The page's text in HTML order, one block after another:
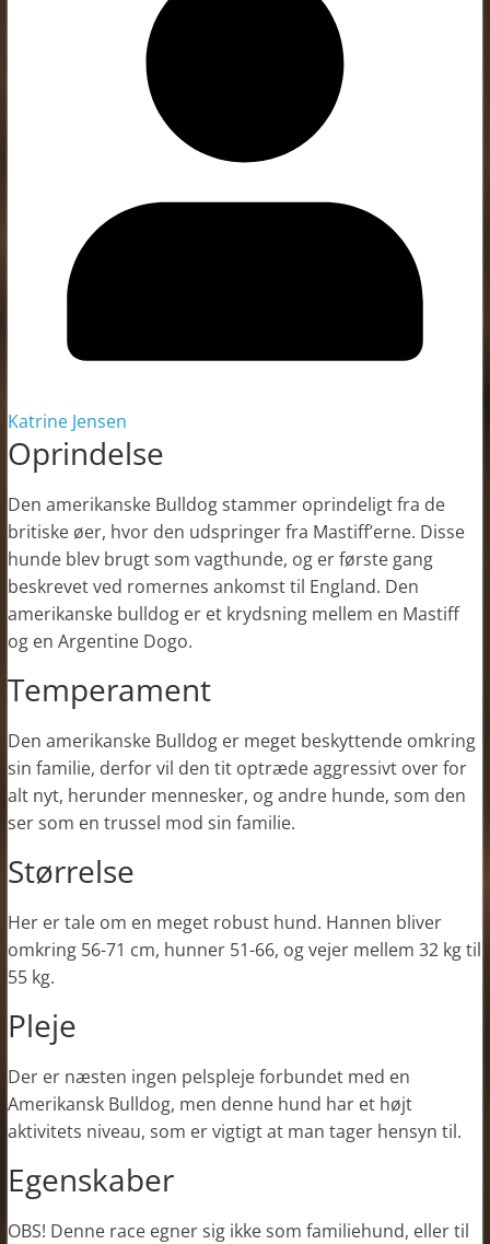
Katrine Jensen
Oprindelse
Den amerikanske Bulldog stammer oprindeligt fra de
britiske øer, hvor den udspringer fra Mastiff’erne. Disse
hunde blev brugt som vagthunde, og er første gang
beskrevet ved romernes ankomst til England. Den
amerikanske bulldog er et krydsning mellem en Mastiff
og en Argentine Dogo.
Temperament
Den amerikanske Bulldog er meget beskyttende omkring
sin familie, derfor vil den tit optræde aggressivt over for
alt nyt, herunder mennesker, og andre hunde, som den
ser som en trussel mod sin familie.
Størrelse
Her er tale om en meget robust hund. Hannen bliver
omkring 56-71 cm, hunner 51-66, og vejer mellem 32 kg til
55 kg.
Pleje
Der er næsten ingen pelspleje forbundet med en
Amerikansk Bulldog, men denne hund har et højt
aktivitets niveau, som er vigtigt at man tager hensyn til.
Egenskaber
OBS! Denne race egner sig ikke som familiehund, eller til